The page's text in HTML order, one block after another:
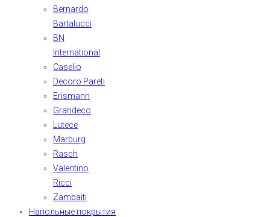
Bernardo
Bartalucci
BN
International
Caselio
Decoro Pareti
Erismann
Grandeco
Lutece
Marburg
Rasch
Valentino
Ricci
Zambaiti
Напольные покрытия